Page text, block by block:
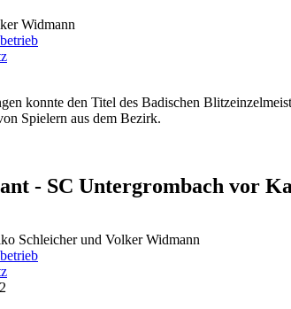
Widmann
konnte den Titel des Badischen
Spielern aus dem Bezirk.
- SC Untergrombach vor
Schleicher und Volker Widmann